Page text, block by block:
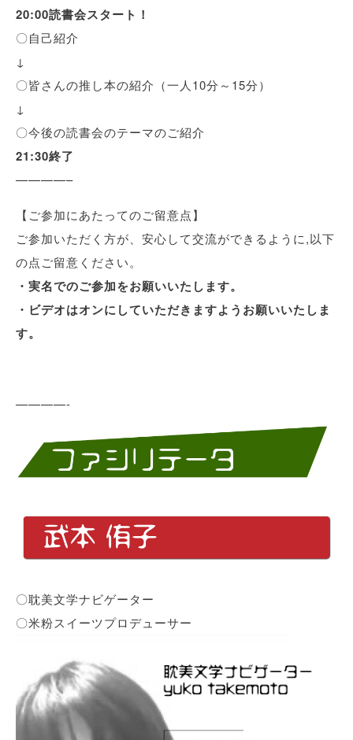
20:00読書会スタート！
〇自己紹介
↓
〇皆さんの推し本の紹介（一人10分～15分）
↓
〇今後の読書会のテーマのご紹介
21:30終了
————–
【ご参加にあたってのご留意点】
ご参加いただく方が、安心して交流ができるように,以下
の点ご留意ください。
・実名でのご参加をお願いいたします。
・ビデオはオンにしていただきますようお願いいたしま
す。
————-
〇耽美文学ナビゲーター
〇米粉スイーツプロデューサー